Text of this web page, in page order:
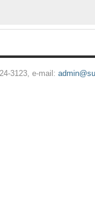
3123, e-mail: